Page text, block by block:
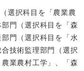
選択科目を「農業農
門（選択科目を「森
門（選択科目を「水
技術監理部門（選択
業農村工学」、「森